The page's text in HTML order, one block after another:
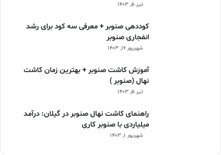
تیر ۵, ۱۴۰۳
کوددهی صنوبر + معرفی سه کود برای رشد
انفجاری صنوبر
شهریور ۱۶, ۱۴۰۳
آموزش کاشت صنوبر + بهترین زمان کاشت
نهال (صنوبر )
تیر ۵, ۱۴۰۳
راهنمای کاشت نهال صنوبر در گیلان: درآمد
میلیاردی با صنوبر کاری
شهریور ۱, ۱۴۰۳